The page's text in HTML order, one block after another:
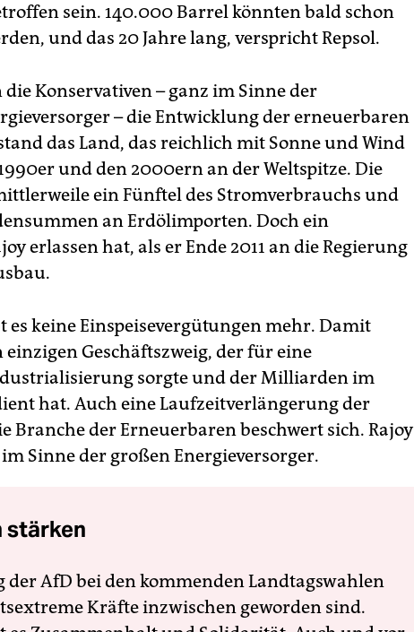
sein. 140.000 Barrel könnten bald schon
und das 20 Jahre lang, verspricht Repsol.
Konservativen – ganz im Sinne der
– die Entwicklung der erneuerbaren
das Land, das reichlich mit Sonne und Wind
und den 2000ern an der Weltspitze. Die
ein Fünftel des Stromverbrauchs und
an Erdölimporten. Doch ein
erlassen hat, als er Ende 2011 an die Regierung
es keine Einspeisevergütungen mehr. Damit
Geschäftszweig, der für eine
sorgte und der Milliarden im
hat. Auch eine Laufzeitverlängerung der
Branche der Erneuerbaren beschwert sich. Rajoy
Sinne der großen Energieversorger.
stärken
der AfD bei den kommenden Landtagswahlen
Kräfte inzwischen geworden sind.